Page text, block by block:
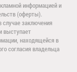
информацией и
(оферты).
случае заключения
выступает
находящейся в
согласия владельца